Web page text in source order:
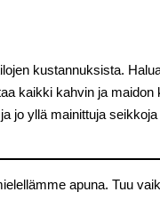
kustannuksista.
kaikki kahvin ja
jo yllä mainittuja
apuna. Tuu